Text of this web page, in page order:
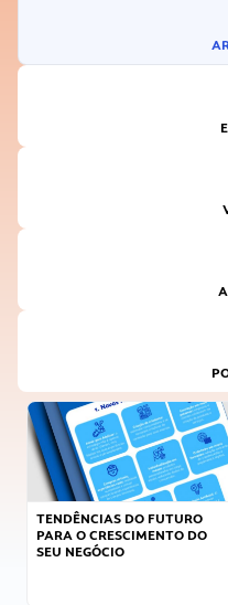
TENDÊNCIAS DO FUTURO
PARA O CRESCIMENTO DO
SEU NEGÓCIO